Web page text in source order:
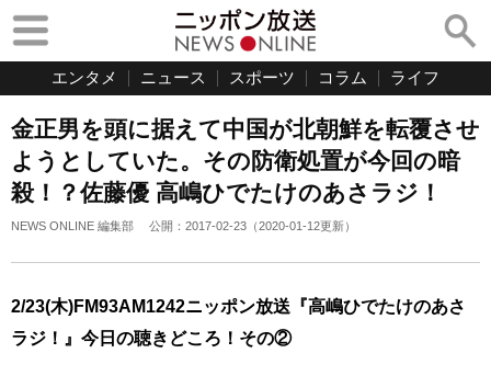
エンタメ ニュース スポーツ コラム ライフ
金正男を頭に据えて中国が北朝鮮を転覆させ
ようとしていた。その防衛処置が今回の暗
殺！？佐藤優 高嶋ひでたけのあさラジ！
NEWS ONLINE 編集部 公開： 2017-02-23 （2020-01-12更新）
2/23(木)FM93AM1242ニッポン放送『高嶋ひでたけのあさ
ラジ！』今日の聴きどころ！その②